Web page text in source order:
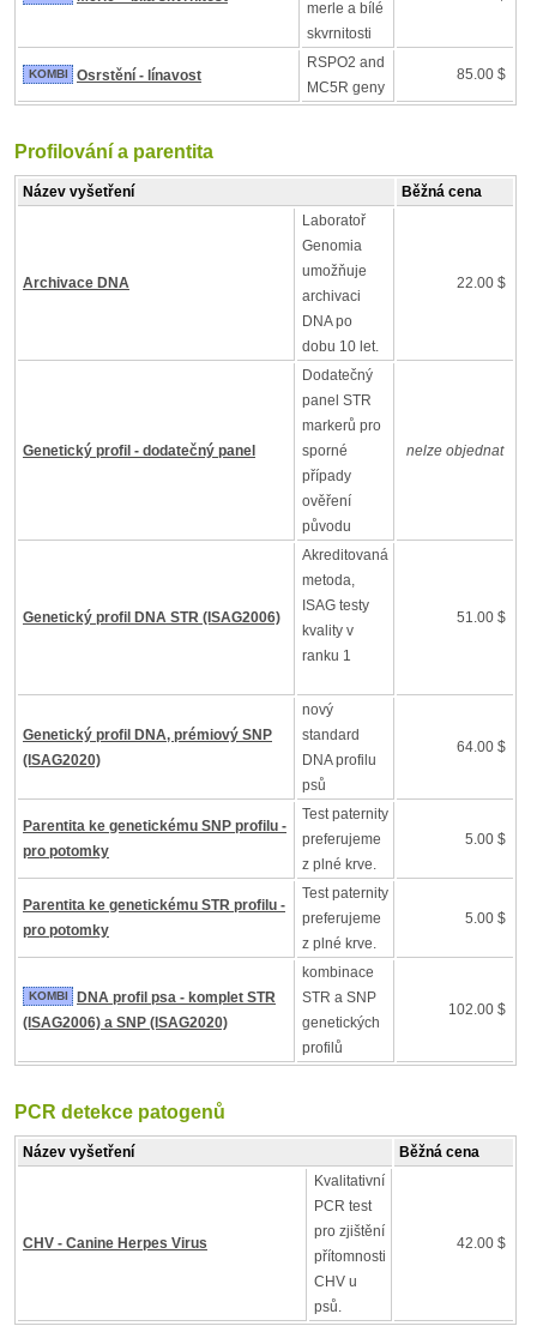
merle a bílé
skvrnitosti
KOMBI Osrstění - línavost
RSPO2 and
MC5R geny
85.00 $
Profilování a parentita
Název vyšetření Běžná cena
Archivace DNA
Laboratoř
Genomia
umožňuje
archivaci
DNA po
dobu 10 let.
22.00 $
Genetický profil - dodatečný panel
Dodatečný
panel STR
markerů pro
sporné
případy
ověření
původu
nelze objednat
Genetický profil DNA STR (ISAG2006)
Akreditovaná
metoda,
ISAG testy
kvality v
ranku 1
51.00 $
Genetický profil DNA, prémiový SNP
(ISAG2020)
nový
standard
DNA profilu
psů
64.00 $
Parentita ke genetickému SNP profilu -
pro potomky
Test paternity
preferujeme
z plné krve.
5.00 $
Parentita ke genetickému STR profilu -
pro potomky
Test paternity
preferujeme
z plné krve.
5.00 $
KOMBI
DNA profil psa - komplet STR
(ISAG2006) a SNP (ISAG2020)
kombinace
STR a SNP
genetických
profilů
102.00 $
PCR detekce patogenů
Název vyšetření Běžná cena
CHV - Canine Herpes Virus
Kvalitativní
PCR test
pro zjištění
přítomnosti
CHV u
psů.
42.00 $